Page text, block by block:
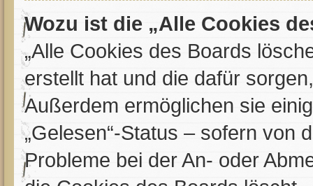
Wozu ist die „Alle Cookies
„Alle Cookies des Boards
erstellt hat und die dafür
Außerdem ermöglichen sie
„Gelesen“-Status – sofern von
Probleme bei der An- oder